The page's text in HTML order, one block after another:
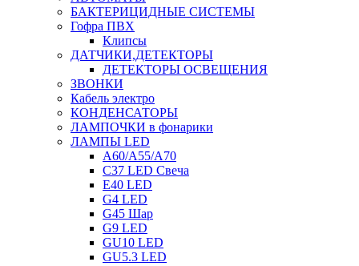
БАКТЕРИЦИДНЫЕ СИСТЕМЫ
Гофра ПВХ
Клипсы
ДАТЧИКИ,ДЕТЕКТОРЫ
ДЕТЕКТОРЫ ОСВЕЩЕНИЯ
ЗВОНКИ
Кабель электро
КОНДЕНСАТОРЫ
ЛАМПОЧКИ в фонарики
ЛАМПЫ LED
A60/A55/A70
C37 LED Свеча
E40 LED
G4 LED
G45 Шар
G9 LED
GU10 LED
GU5.3 LED